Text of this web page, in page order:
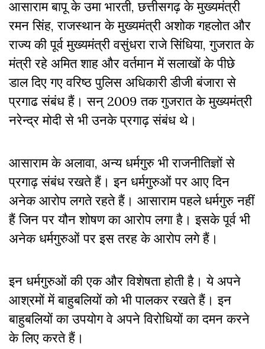
आसाराम बापू के उमा भारती, छत्तीसगढ़ के मुख्यमंत्री
रमन सिंह, राजस्थान के मुख्यमंत्री अशोक गहलोत और
राज्य की पूर्व मुख्यमंत्री वसुंधरा राजे सिंधिया, गुजरात के
मंत्री रहे अमित शाह और वर्तमान में सलाखों के पीछे
डाल दिए गए वरिष्ठ पुलिस अधिकारी डीजी बंजारा से
प्रगाढ संबंध हैं। सन् 2009 तक गुजरात के मुख्यमंत्री
नरेन्द्र मोदी से भी उनके प्रगाढ़ संबंध थे।
आसाराम के अलावा, अन्य धर्मगुरु भी राजनीतिज्ञों से
प्रगाढ़ संबंध रखते हैं। इन धर्मगुरुओं पर आए दिन
अनेक आरोप लगते रहते हैं। आसाराम पहले धर्मगुरु नहीं
हैं जिन पर यौन शोषण का आरोप लगा है। इसके पूर्व भी
अनेक धर्मगुरुओं पर इस तरह के आरोप लगे हैं।
इन धर्मगुरुओं की एक और विशेषता होती है। ये अपने
आश्रमों में बाहुबलियों को भी पालकर रखते हैं। इन
बाहुबलियों का उपयोग वे अपने विरोधियों का दमन करने
के लिए करते हैं।